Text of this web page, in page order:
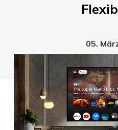
05.